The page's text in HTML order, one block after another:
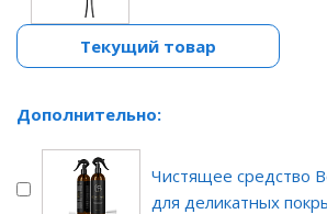
Текущий товар
Дополнительно:
Чистящее средство
для деликатных